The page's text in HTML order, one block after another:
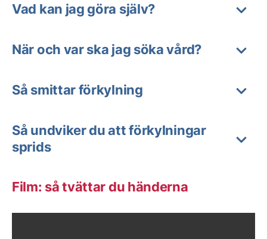
Vad kan jag göra själv?
När och var ska jag söka vård?
Så smittar förkylning
Så undviker du att förkylningar
sprids
Film: så tvättar du händerna